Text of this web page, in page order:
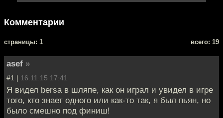
Комментарии
cтраницы: 1 всего: 19
asef »
#1 | 16.11.15 17:41
Я видел bersa в шляпе, как он играл и увидел в игре
того, кто знает одного или как-то так, я был пьян, но
было смешно под финиш!